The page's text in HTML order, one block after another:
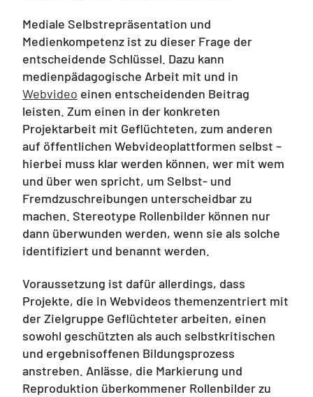
Mediale Selbstrepräsentation und
Medienkompetenz ist zu dieser Frage der
entscheidende Schlüssel. Dazu kann
medienpädagogische Arbeit mit und in
Webvideo einen entscheidenden Beitrag
leisten. Zum einen in der konkreten
Projektarbeit mit Geflüchteten, zum anderen
auf öffentlichen Webvideoplattformen selbst –
hierbei muss klar werden können, wer mit wem
und über wen spricht, um Selbst- und
Fremdzuschreibungen unterscheidbar zu
machen. Stereotype Rollenbilder können nur
dann überwunden werden, wenn sie als solche
identifiziert und benannt werden.
Voraussetzung ist dafür allerdings, dass
Projekte, die in Webvideos themenzentriert mit
der Zielgruppe Geflüchteter arbeiten, einen
sowohl geschützten als auch selbstkritischen
und ergebnisoffenen Bildungsprozess
anstreben. Anlässe, die Markierung und
Reproduktion überkommener Rollenbilder zu